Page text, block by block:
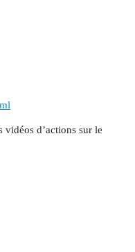
vidéos d’actions sur le